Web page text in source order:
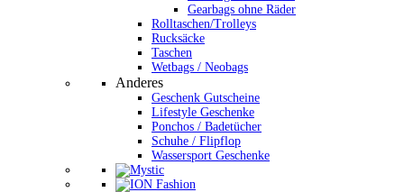
Gearbags ohne Räder
Rolltaschen/Trolleys
Rucksäcke
Taschen
Wetbags / Neobags
Anderes
Geschenk Gutscheine
Lifestyle Geschenke
Ponchos / Badetücher
Schuhe / Flipflop
Wassersport Geschenke